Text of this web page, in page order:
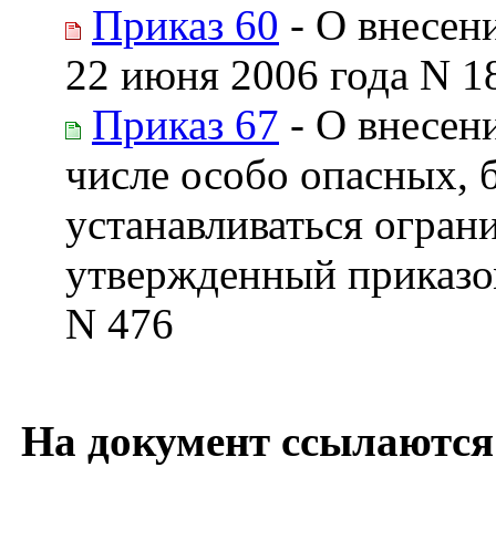
Приказ 60 - О
22 июня 2006 года N
Приказ 67 - О
числе особо опасных,
устанавливаться
утвержденный
N 476
На документ